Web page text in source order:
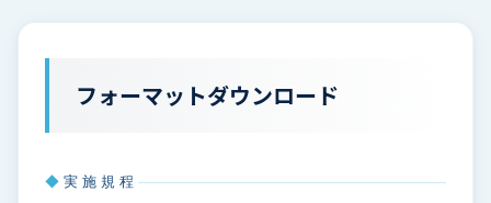
フォーマットダウンロード
実施規程